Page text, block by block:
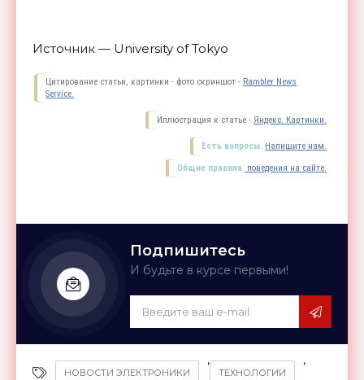
Источник — University of Tokyo
Цитирование статьи, картинки - фото скриншот - Rambler News
Service.
Иллюстрация к статье - Яндекс. Картинки.
Есть вопросы. Напишите нам.
Общие правила поведения на сайте.
Подпишитесь
И будьте в курсе первыми!
НОВОСТИ ЭЛЕКТРОНИКИ
,
ТЕХНОЛОГИИ
,